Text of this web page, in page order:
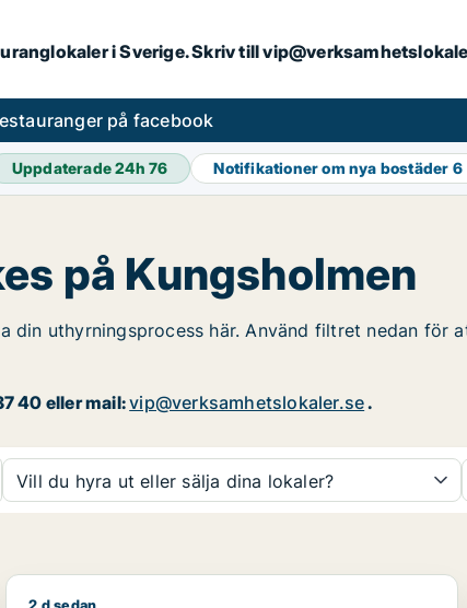
i Sverige. Skriv till
på facebook
Uppdaterade 24h76 Notifikationer om nya bostäder 6
på Kungsholmen
din uthyrningsprocess här. Använd filtret nedan
40 eller mail:vip@verksamhetslokaler.se.
Vill du hyra ut eller sälja dina lokaler?